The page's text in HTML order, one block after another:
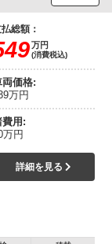
総額：
万円
(消費税込)
両価格:
万円
費用:
万円
詳細を見る